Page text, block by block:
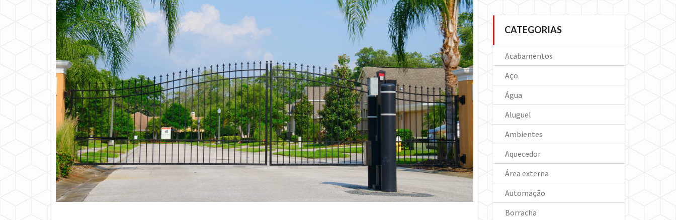
CATEGORIAS
Acabamentos
Aço
Água
Aluguel
Ambientes
Aquecedor
Área externa
Automação
Borracha